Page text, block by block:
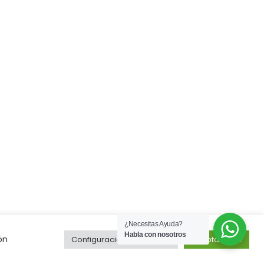
Configuración de cookies Aceptar todo
¿Necesitas Ayuda?
Habla con nosotros